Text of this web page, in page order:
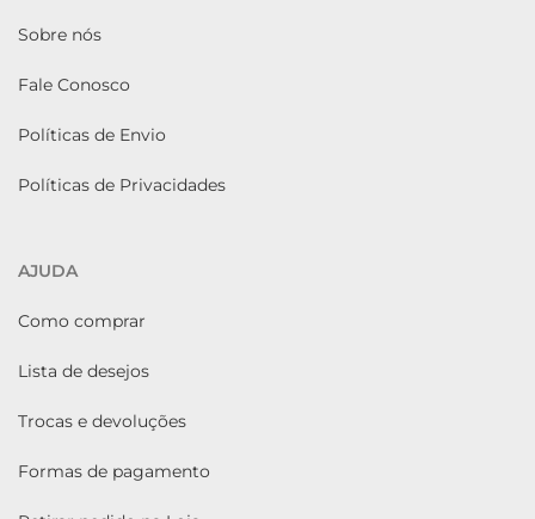
Sobre nós
Fale Conosco
Políticas de Envio
Políticas de Privacidades
AJUDA
Como comprar
Lista de desejos
Trocas e devoluções
Formas de pagamento